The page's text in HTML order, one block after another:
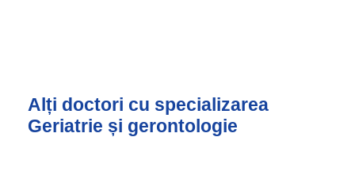
Alți doctori cu specializarea
Geriatrie și gerontologie